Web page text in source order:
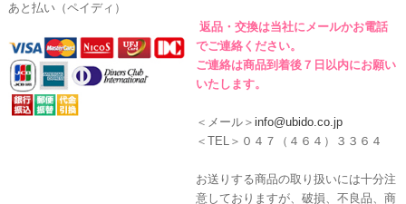
あと払い（ペイディ）
返品・交換は当社にメールかお電話
でご連絡ください。
ご連絡は商品到着後７日以内にお願い
いたします。
＜メール＞ info@ubido.co.jp
＜TEL＞０４７（４６４）３３６４
お送りする商品の取り扱いには十分注
意しておりますが、破損、不良品、商